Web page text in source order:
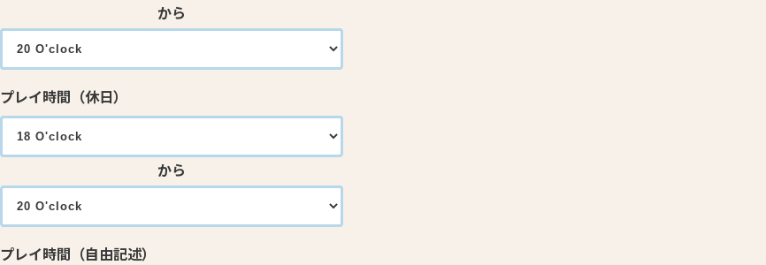
から
プレイ時間（休日）
から
プレイ時間（自由記述）